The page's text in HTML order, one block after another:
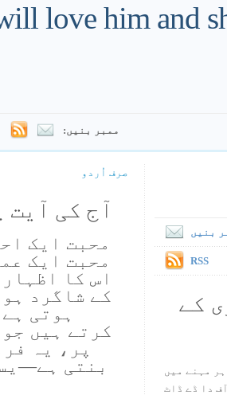
love him and
ممبر بنیں:
صرف اُردو
آج کی آیت
محبت ایک
محبت ایک
اس کا
کے شاگرد
ہوتی
کرتے ہیں
پر، یہ
بنتی
بنیں
RSS
کے
مہنے میں
آف دا ڈے ڈاٹ